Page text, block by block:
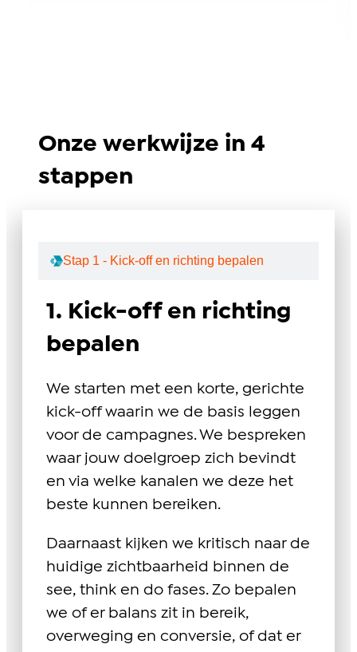
Onze werkwijze in 4
stappen
Stap 1 - Kick-off en richting bepalen
1. Kick-off en richting
bepalen
We starten met een korte, gerichte
kick-off waarin we de basis leggen
voor de campagnes. We bespreken
waar jouw doelgroep zich bevindt
en via welke kanalen we deze het
beste kunnen bereiken.
Daarnaast kijken we kritisch naar de
huidige zichtbaarheid binnen de
see, think en do fases. Zo bepalen
we of er balans zit in bereik,
overweging en conversie, of dat er